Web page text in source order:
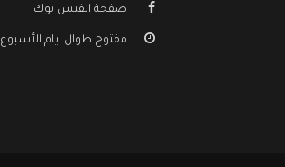
صفحة الفيس بوك
مفتوح طوال ايام الأسبوع